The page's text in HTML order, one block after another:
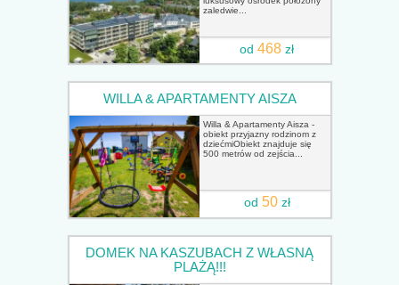
zaledwie...
od468 zł
WILLA & APARTAMENTY AISZA
Willa & Apartamenty Aisza -
obiekt przyjazny rodzinom z
dziećmiObiekt znajduje się
500 metrów od zejścia...
od 50zł
DOMEK NA KASZUBACH Z WŁASNĄ
PLAŻĄ!!!